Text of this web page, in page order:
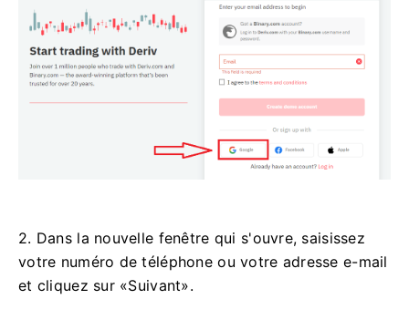
2. Dans la nouvelle fenêtre qui s'ouvre, saisissez
votre numéro de téléphone ou votre adresse e-mail
et cliquez sur «Suivant».